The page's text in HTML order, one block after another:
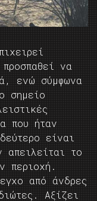
να
ενώ σύμφωνα
σημείο
που ήταν
είναι
το
περιοχή.
από άνδρες
Αξίζει